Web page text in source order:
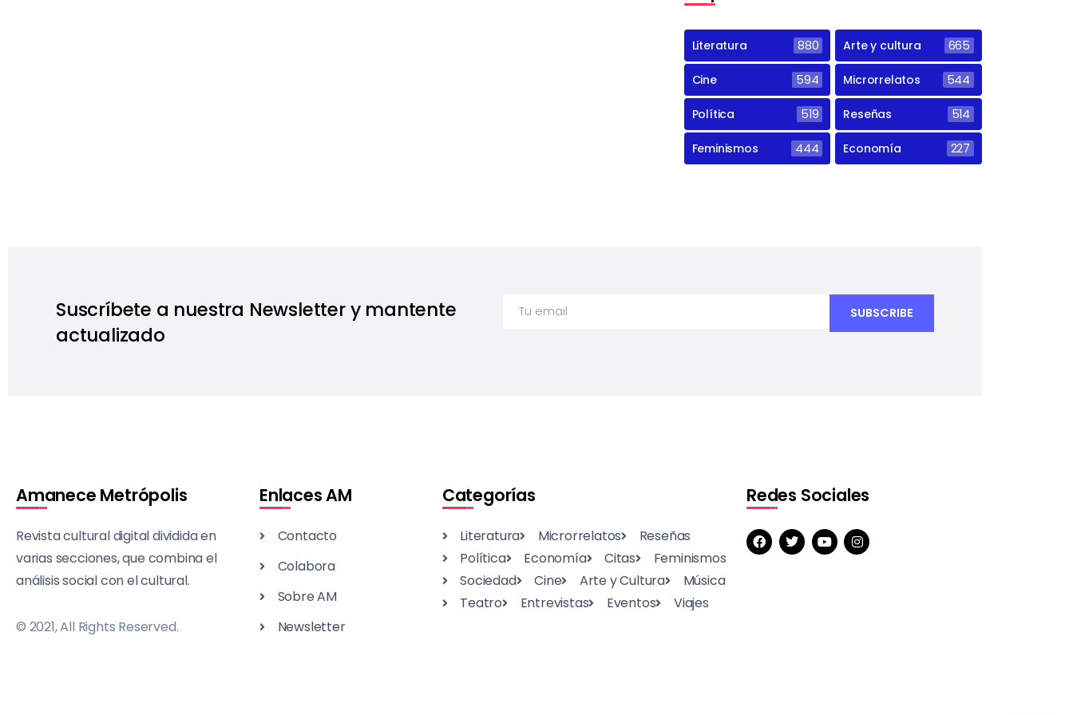
Literatura 880 Arte y cultura 665
Cine 594 Microrrelatos 544
Política 519 Reseñas 514
Feminismos 444 Economía 227
Suscríbete a nuestra Newsletter y mantente
actualizado
Amanece Metrópolis
Revista cultural digital dividida en
varias secciones, que combina el
análisis social con el cultural.
© 2021, All Rights Reserved.
Enlaces AM
Contacto
Colabora
Sobre AM
Newsletter
Categorías
Literatura Microrrelatos
Reseñas
Política
Economía Citas
Feminismos
Sociedad
Cine Arte y Cultura
Música
Teatro
Entrevistas Eventos Viajes
Redes Sociales